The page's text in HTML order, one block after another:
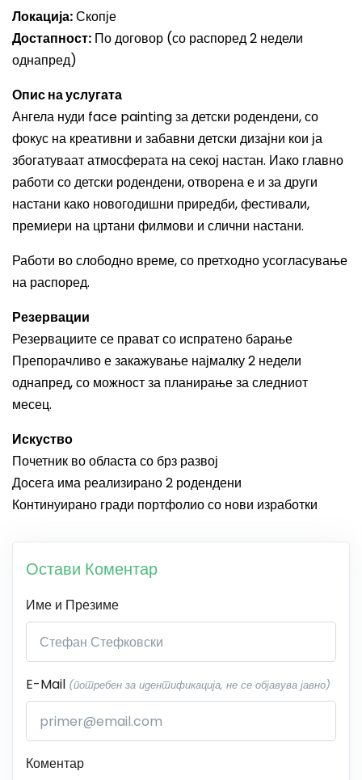
Локација:Скопје
Достапност: По договор (со распоред 2 недели
однапред)
Опис на услугата
Ангела нуди face painting за детски родендени, со
фокус на креативни и забавни детски дизајни кои ја
збогатуваат атмосферата на секој настан. Иако главно
работи со детски родендени, отворена е и за други
настани како новогодишни приредби, фестивали,
премиери на цртани филмови и слични настани.
Работи во слободно време, со претходно усогласување
на распоред.
Резервации
Резервациите се прават со испратено барање
Препорачливо е закажување најмалку 2 недели
однапред, со можност за планирање за следниот
месец.
Искуство
Почетник во областа со брз развој
Досега има реализирано 2 родендени
Континуирано гради портфолио со нови изработки
Остави Коментар
Име и Презиме
E-Mail (потребен за идентификација, не се објавува јавно)
Коментар